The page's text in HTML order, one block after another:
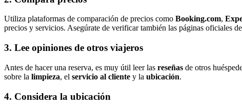
Utiliza plataformas de comparación de precios como Booking.com,
precios y servicios. Asegúrate de verificar también las páginas oficiales
3. Lee opiniones de otros viajeros
Antes de hacer una reserva, es muy útil leer las reseñas de otros
sobre la limpieza, el servicio al cliente y la ubicación.
4. Considera la ubicación